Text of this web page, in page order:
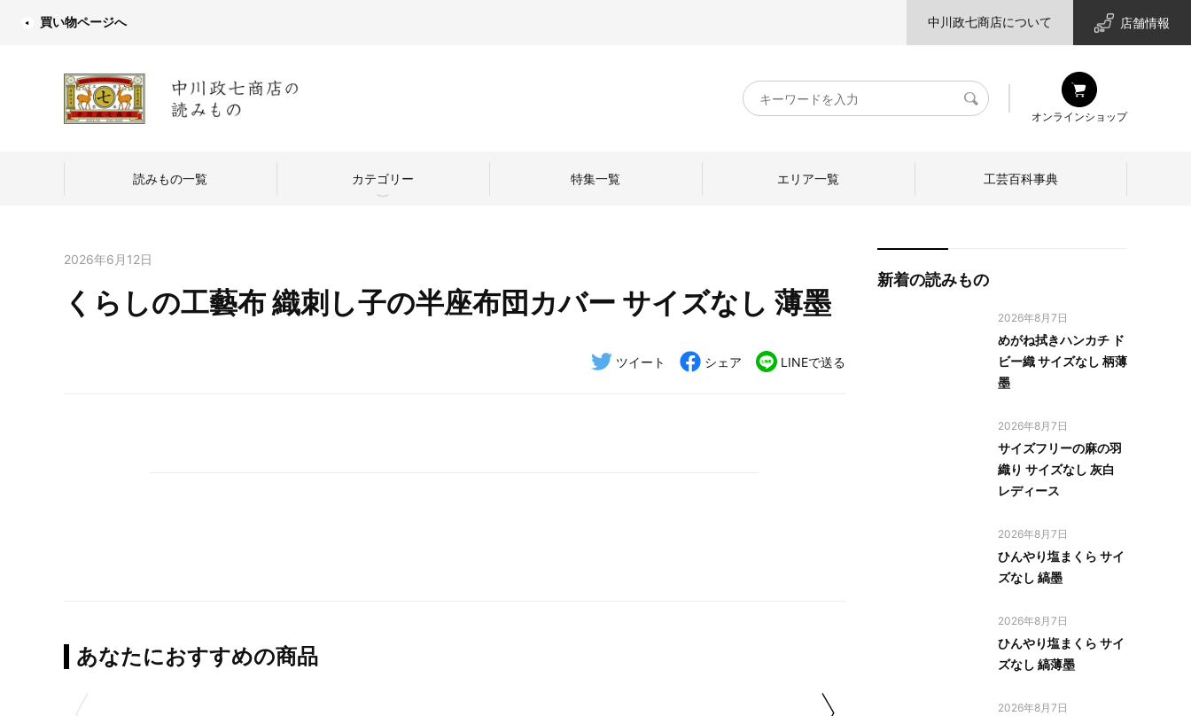
買い物ページへ 中川政七商店について 店舗情報
キ
ー
検
オンラインショップ
読みもの一覧 カテゴリー
中川政七商店のものづくり 日本の暮らし 中川政七商店のひと
特集一覧 エリア一覧 工芸百科事典
2026年6月12日
くらしの工藝布 織刺し子の半座布団カバー サイズなし 薄墨
ツイート シェア LINEで送る
あなたにおすすめの商品
新着の読みもの
2026年8月7日
めがね拭きハンカチ ド
ビー織 サイズなし 柄薄
墨
2026年8月7日
サイズフリーの麻の羽
織り サイズなし 灰白
レディース
2026年8月7日
ひんやり塩まくら サイ
ズなし 縞墨
2026年8月7日
ひんやり塩まくら サイ
ズなし 縞薄墨
2026年8月7日